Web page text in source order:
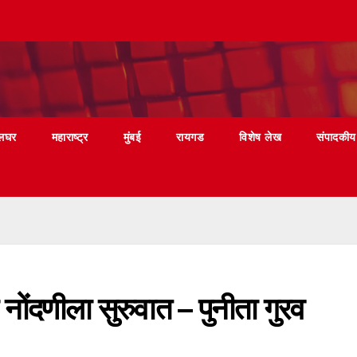
महाराष्ट्र मुंबई रायगड विशेष लेख संपादकीय
सुरुवात – पुनीता गुरव